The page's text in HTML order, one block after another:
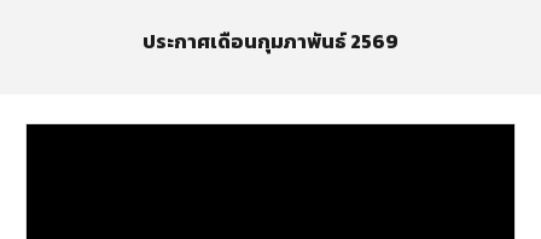
ประกาศเดือนกุมภาพันธ์ 2569